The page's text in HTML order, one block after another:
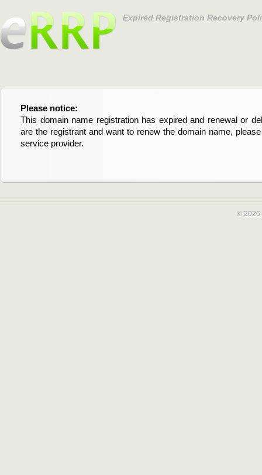
Expired Registration Recovery
Please notice:
This domain name registration has expired and renewal or
are the registrant and want to renew the domain name,
service provider.
Bitte beachten Sie:
Diese Domainregistrierung ist abgelaufen und die
Domain stehen an. Wenn Sie der Registrant sind und
verlängern möchten, kontaktieren Sie bitte Ihren Service-
© 2026